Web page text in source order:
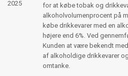
for at købe tobak og
alkoholvolumenprocent på
købe drikkevarer med en
højere end 6%. Ved
Kunden at være bekendt
af alkoholdige drikkevarer
omtanke.